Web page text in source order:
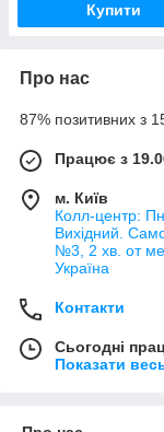
Купити
Про нас
87% позитивних з 15
Працює з
м. Київ
Колл-центр:
Вихідний.
№3, 2 хв. от
Україна
Контакти
Сьогодні
Показати